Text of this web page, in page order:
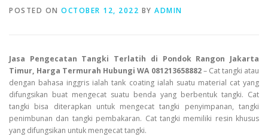
POSTED ON OCTOBER 12, 2022 BY ADMIN
Jasa Pengecatan Tangki Terlatih di Pondok Rangon Jakarta
Timur, Harga Termurah Hubungi WA 081213658882– Cat tangki atau
dengan bahasa inggris ialah tank coating ialah suatu material cat yang
difungsikan buat mengecat suatu benda yang berbentuk tangki. Cat
tangki bisa diterapkan untuk mengecat tangki penyimpanan, tangki
penimbunan dan tangki pembakaran. Cat tangki memiliki resin khusus
yang difungsikan untuk mengecat tangki.